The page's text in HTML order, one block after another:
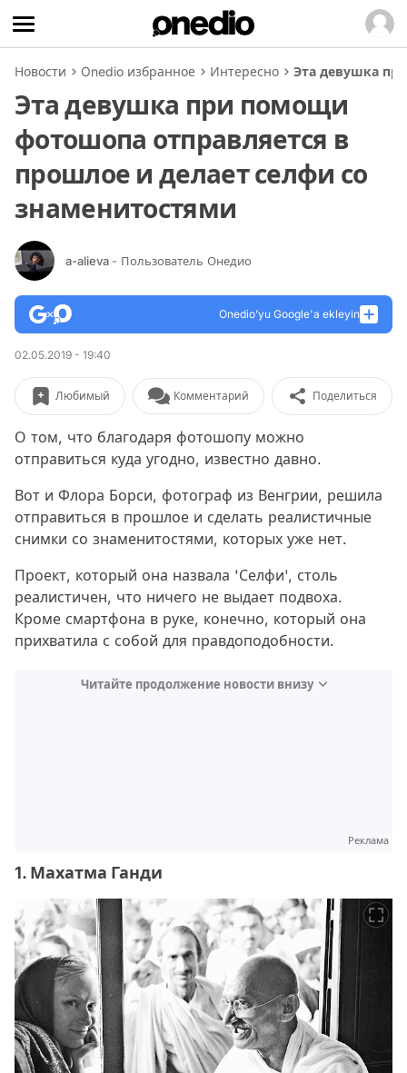
Новости Onedio избранное Интересно Эта девушка
Эта девушка при помощи
фотошопа отправляется в
прошлое и делает селфи со
знаменитостями
a-alieva - Пользователь Онедио
Onedio’yu Google'a ekleyin
02.05.2019 - 19:40
Любимый Комментарий Поделиться
О том, что благодаря фотошопу можно
отправиться куда угодно, известно давно.
Вот и Флора Борси, фотограф из Венгрии, решила
отправиться в прошлое и сделать реалистичные
снимки со знаменитостями, которых уже нет.
Проект, который она назвала 'Селфи', столь
реалистичен, что ничего не выдает подвоха.
Кроме смартфона в руке, конечно, который она
прихватила с собой для правдоподобности.
Читайте продолжение новости внизу
Реклама
1. Махатма Ганди